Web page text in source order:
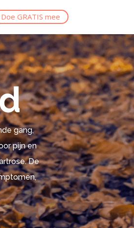
Doe GRATIS mee
gang,
pijn en
De